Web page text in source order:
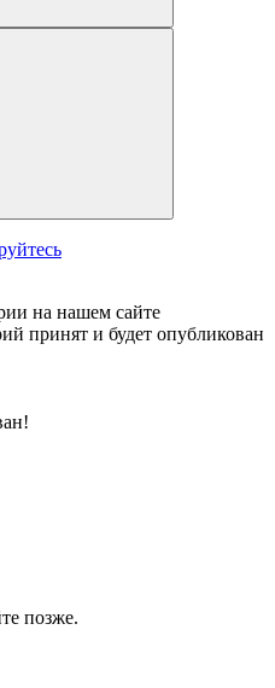
на нашем сайте
принят и будет опубликован
позже.